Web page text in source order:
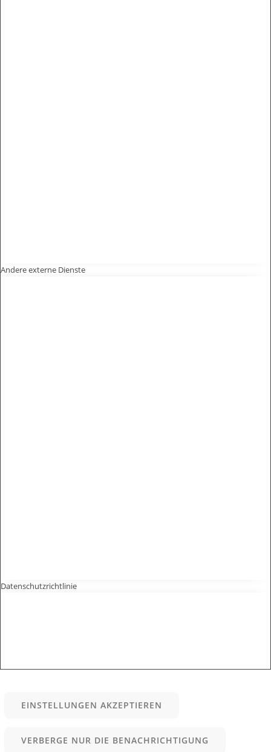
Andere externe Dienste
Datenschutzrichtlinie
EINSTELLUNGEN AKZEPTIEREN
VERBERGE NUR DIE BENACHRICHTIGUNG